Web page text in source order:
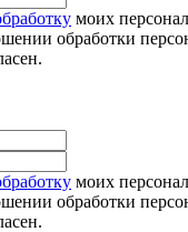
моих
обработки
моих
обработки